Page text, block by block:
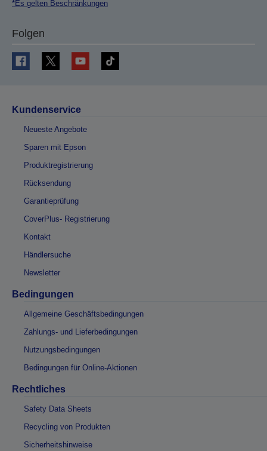
*Es gelten Beschränkungen
Folgen
Kundenservice
Neueste Angebote
Sparen mit Epson
Produktregistrierung
Rücksendung
Garantieprüfung
CoverPlus- Registrierung
Kontakt
Händlersuche
Newsletter
Bedingungen
Allgemeine Geschäftsbedingungen
Zahlungs- und Lieferbedingungen
Nutzungsbedingungen
Bedingungen für Online-Aktionen
Rechtliches
Safety Data Sheets
Recycling von Produkten
Sicherheitshinweise